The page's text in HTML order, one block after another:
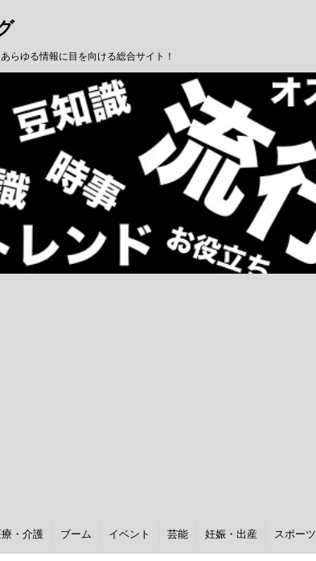
らゆる情報に目を向ける総合サイト！
療・介護 ブーム イベント 芸能 妊娠・出産 スポーツ